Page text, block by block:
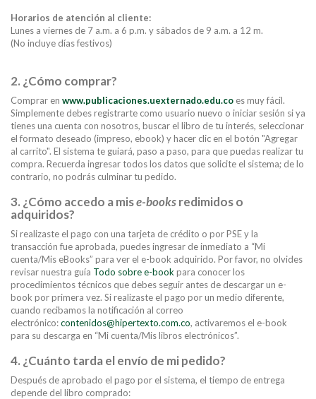
Horarios de atención al cliente:
Lunes a viernes de 7 a.m. a 6 p.m. y sábados de 9 a.m. a 12 m.
(No incluye días festivos)
2. ¿Cómo comprar?
Comprar en www.publicaciones.uexternado.edu.co es muy fácil.
Simplemente debes registrarte como usuario nuevo o iniciar sesión si ya
tienes una cuenta con nosotros, buscar el libro de tu interés, seleccionar
el formato deseado (impreso, ebook) y hacer clic en el botón "Agregar
al carrito". El sistema te guiará, paso a paso, para que puedas realizar tu
compra. Recuerda ingresar todos los datos que solicite el sistema; de lo
contrario, no podrás culminar tu pedido.
3. ¿Cómo accedo a mise-booksredimidos o
adquiridos?
Si realizaste el pago con una tarjeta de crédito o por PSE y la
transacción fue aprobada, puedes ingresar de inmediato a “Mi
cuenta/Mis eBooks” para ver el e-book adquirido. Por favor, no olvides
revisar nuestra guía Todo sobre e-book para conocer los
procedimientos técnicos que debes seguir antes de descargar un e-
book por primera vez. Si realizaste el pago por un medio diferente,
cuando recibamos la notificación al correo
electrónico:contenidos@hipertexto.com.co, activaremos el e-book
para su descarga en “Mi cuenta/Mis libros electrónicos”.
4. ¿Cuánto tarda el envío de mi pedido?
Después de aprobado el pago por el sistema, el tiempo de entrega
depende del libro comprado: